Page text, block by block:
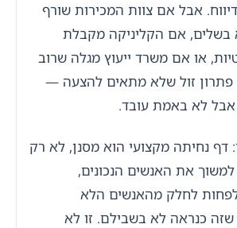
אבל אם צוות המכירות שורף
בשלים, אם הקליניקה מקבלת
או אם משרד ייעוץ מגלה שרוב
פתרון זול שלא מתאים להצעה —
אבל לא באמת עובד.
דף נחיתה מקצועי הוא מסנן, לא רק
את האנשים הנכונים,
לפחות לחלק מהאנשים הלא
כנראה לא בשבילם. זו לא